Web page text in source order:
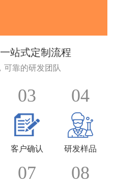
站式定制流程
可靠的研发团队
03
客户确认
04
研发样品
07 08